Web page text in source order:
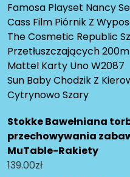
Famosa Playset Nancy
Cass Film Piórnik Z
The Cosmetic Republic
Przetłuszczających
Mattel Karty Uno W2087
Sun Baby Chodzik Z
Cytrynowo Szary
Stokke Bawełniana
przechowywania
MuTable-Rakiety
139.00zł